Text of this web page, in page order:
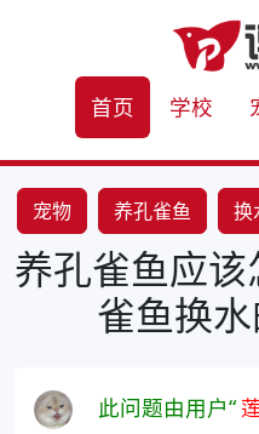
首页 学校
宠物 养孔雀鱼 换
养孔雀鱼应
雀鱼换
此问题由用户“